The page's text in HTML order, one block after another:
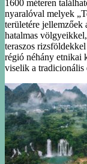
1600 méteren
nyaralóval melyek
területére jellemzőek
hatalmas
teraszos
régió néhány etnikai
viselik a tradicionális